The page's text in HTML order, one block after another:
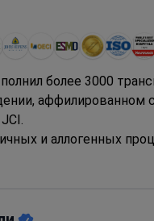
более 3000
и аллогенных
покрывающими
и CODOX-M